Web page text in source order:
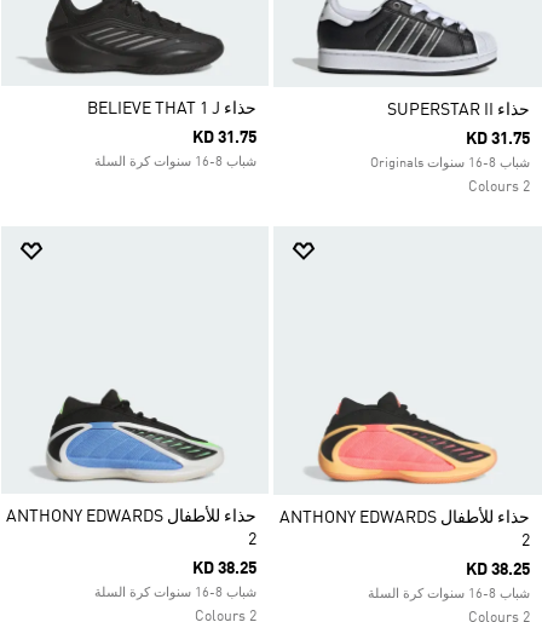
حذاء SUPERSTAR II
KD 31.75
شباب 8-16 سنوات Originals
2 Colours
حذاء BELIEVE THAT 1 J
KD 31.75
شباب 8-16 سنوات كرة السلة
حذاء للأطفال ANTHONY EDWARDS
2
KD 38.25
شباب 8-16 سنوات كرة السلة
2 Colours
حذاء للأطفال ANTHONY EDWARDS
2
KD 38.25
شباب 8-16 سنوات كرة السلة
2 Colours